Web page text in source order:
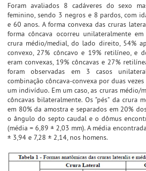
Foram avaliados 8 cadáveres do sexo
feminino, sendo 3 negros e 8 pardos, com
e 60 anos. A forma convexa das cruras
forma côncava ocorreu unilateralmente
crura médio/medial, do lado direito, 54%
convexo, 27% côncavo e 19% retilíneo, e
eram convexas, 19% côncavas e 27%
foram observadas em 3 casos
combinação côncava-convexa por duas
um indivíduo. Em um caso, as cruras médio/
côncavas bilateralmente. Os "pés" da crura
em 80% da amostra e separados em 20%
o ângulo do septo caudal e o dômus
(média = 6,89 ± 2,03 mm). A média
± 3,94 e 7,28 ± 2,14, nos homens.